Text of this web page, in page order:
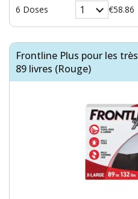
6 Doses €58.86
Frontline Plus pour les
89 livres (Rouge)